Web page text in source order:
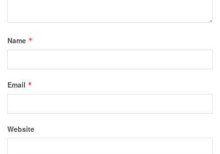
Name *
Email *
Website